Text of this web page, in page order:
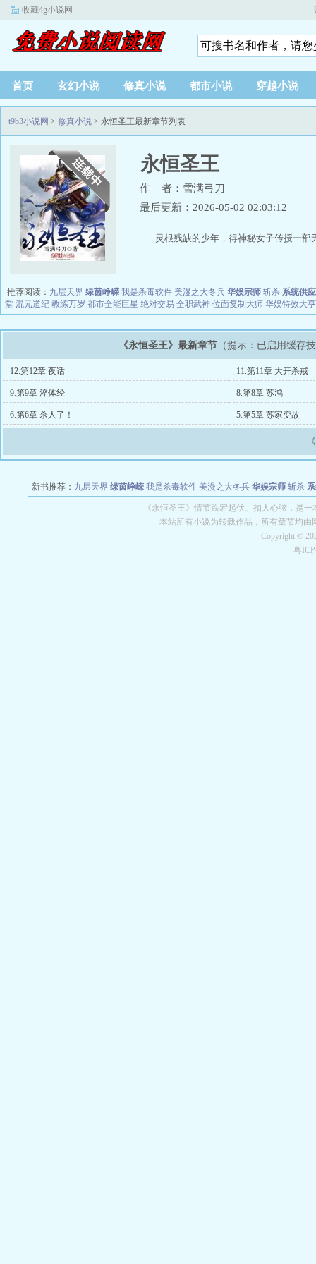
收藏4g小说网
首页 玄幻小说 修真小说 都市小说 穿越小说
t9b3小说网 > 修真小说 > 永恒圣王最新章节列表
永恒圣王
作 者：雪满弓刀
最后更新：2026-05-02 02:03:12
灵根残缺的少年，得神秘女子传授一
推荐阅读： 九层天界 绿茵峥嵘 我是杀毒软件 美漫之大冬兵 华娱宗师 斩杀 系统供
堂 混元道纪 教练万岁 都市全能巨星 绝对交易 全职武神 位面复制大师 华娱特效大亨
《永恒圣王》最新章节 （提示：已启用缓存
12.第12章 夜话 11.第11章 大开杀戒
9.第9章 淬体经 8.第8章 苏鸿
6.第6章 杀人了！ 5.第5章 苏家变故
新书推荐： 九层天界 绿茵峥嵘 我是杀毒软件 美漫之大冬兵 华娱宗师 斩杀
教练万岁 都市全能巨星 绝对交易 全职武神 位面复
《永恒圣王》情节跌宕起伏、扣人心弦，是
本站所有小说为转载作品，所有章节均
Copyright ©
粤